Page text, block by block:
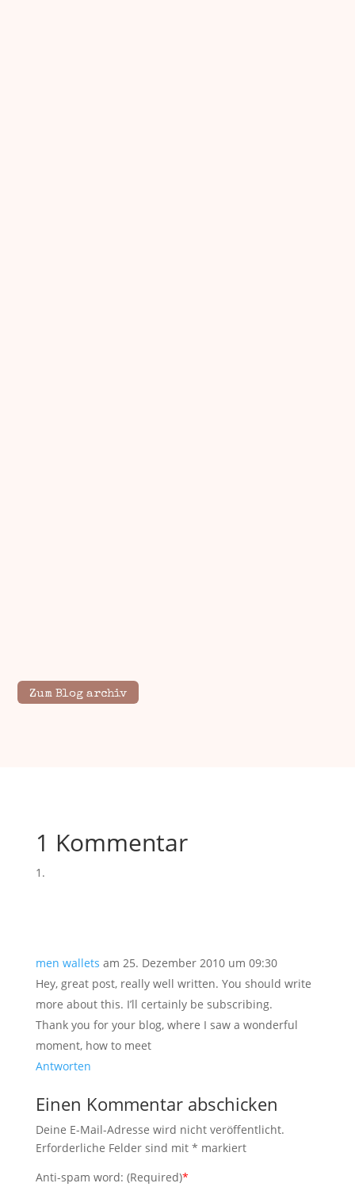
Zum Blog archiv
1 Kommentar
men wallets am 25. Dezember 2010 um 09:30
Hey, great post, really well written. You should write
more about this. I’ll certainly be subscribing.
Thank you for your blog, where I saw a wonderful
moment, how to meet
Antworten
Einen Kommentar abschicken
Deine E-Mail-Adresse wird nicht veröffentlicht.
Erforderliche Felder sind mit * markiert
Anti-spam word: (Required)*